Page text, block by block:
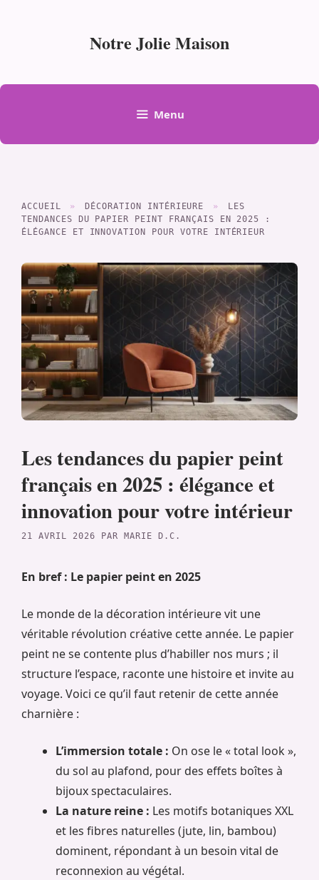
Notre Jolie Maison
Menu
ACCUEIL » DÉCORATION INTÉRIEURE »
LES
TENDANCES DU PAPIER PEINT FRANÇAIS EN 2025 :
ÉLÉGANCE ET INNOVATION POUR VOTRE INTÉRIEUR
Les tendances du papier peint
français en 2025 : élégance et
innovation pour votre intérieur
21 AVRIL 2026 PAR MARIE D.C.
En bref : Le papier peint en 2025
Le monde de la décoration intérieure vit une
véritable révolution créative cette année. Le papier
peint ne se contente plus d’habiller nos murs ; il
structure l’espace, raconte une histoire et invite au
voyage. Voici ce qu’il faut retenir de cette année
charnière :
L’immersion totale : On ose le « total look »,
du sol au plafond, pour des effets boîtes à
bijoux spectaculaires.
La nature reine : Les motifs botaniques XXL
et les fibres naturelles (jute, lin, bambou)
dominent, répondant à un besoin vital de
reconnexion au végétal.